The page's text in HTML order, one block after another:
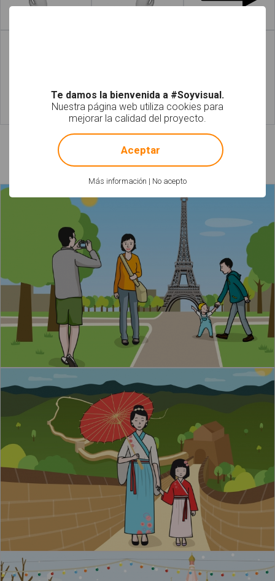
Leer más Leer más
Láminas relacionadas
Te damos la bienvenida a #Soyvisual.
Nuestra página web utiliza cookies para
mejorar la calidad del proyecto.
Más información | No acepto
! Not valid!
Aceptar